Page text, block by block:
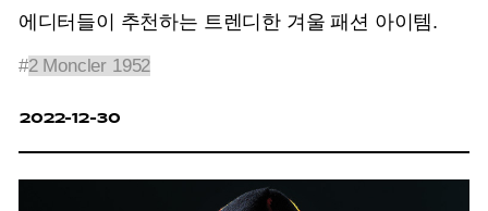
에디터들이 추천하는 트렌디한 겨울 패션 아이템.
#2 Moncler 1952
2022-12-30